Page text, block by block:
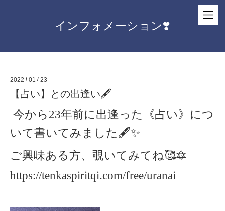
インフォメーション❣️
2022 / 01 / 23
【占い】との出逢い🖋
今から 23年前に出逢った
《占い》につ
いて書いてみました🖋✨
ご興味ある方、覗いてみてね🥰🔯
https://tenkaspiritqi.com/free/uranai